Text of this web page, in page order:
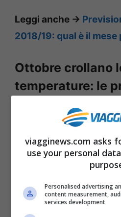
Leggi anche ->
2018/19: qual è il
Ottobre crollano
temperature: le
arrivo dell’aria gelida
sostenuta dai venti di
inciderà
mercurio. Su tutta
iniziato nella serata di
continuerà nei prossimi
viagginews.com asks
use your personal
Personalised advertising
content measurement,
services development